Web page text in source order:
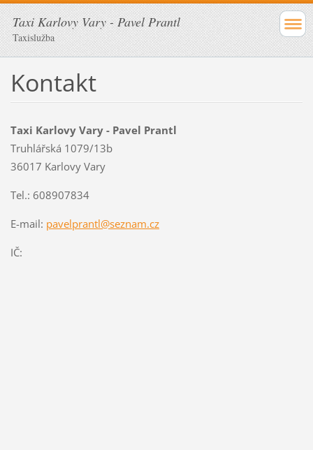
Taxi Karlovy Vary - Pavel Prantl
Taxislužba
Kontakt
Taxi Karlovy Vary - Pavel Prantl
Truhlářská 1079/13b
36017 Karlovy Vary
Tel.: 608907834
E-mail: pavelprantl@seznam.cz
IČ: